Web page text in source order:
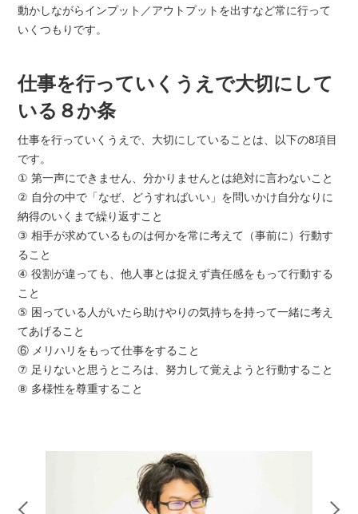
動かしながらインプット／アウトプットを出すなど常に行って
いくつもりです。
仕事を行っていくうえで大切にして
いる８か条
仕事を行っていくうえで、大切にしていることは、以下の8項目
です。
① 第一声にできません、分かりませんとは絶対に言わないこと
② 自分の中で「なぜ、どうすればいい」を問いかけ自分なりに
納得のいくまで繰り返すこと
③ 相手が求めているものは何かを常に考えて（事前に）行動す
ること
④ 役割が違っても、他人事とは捉えず責任感をもって行動する
こと
⑤ 困っている人がいたら助けやりの気持ちを持って一緒に考え
てあげること
⑥ メリハリをもって仕事をすること
⑦ 足りないと思うところは、努力して覚えようと行動すること
⑧ 多様性を尊重すること